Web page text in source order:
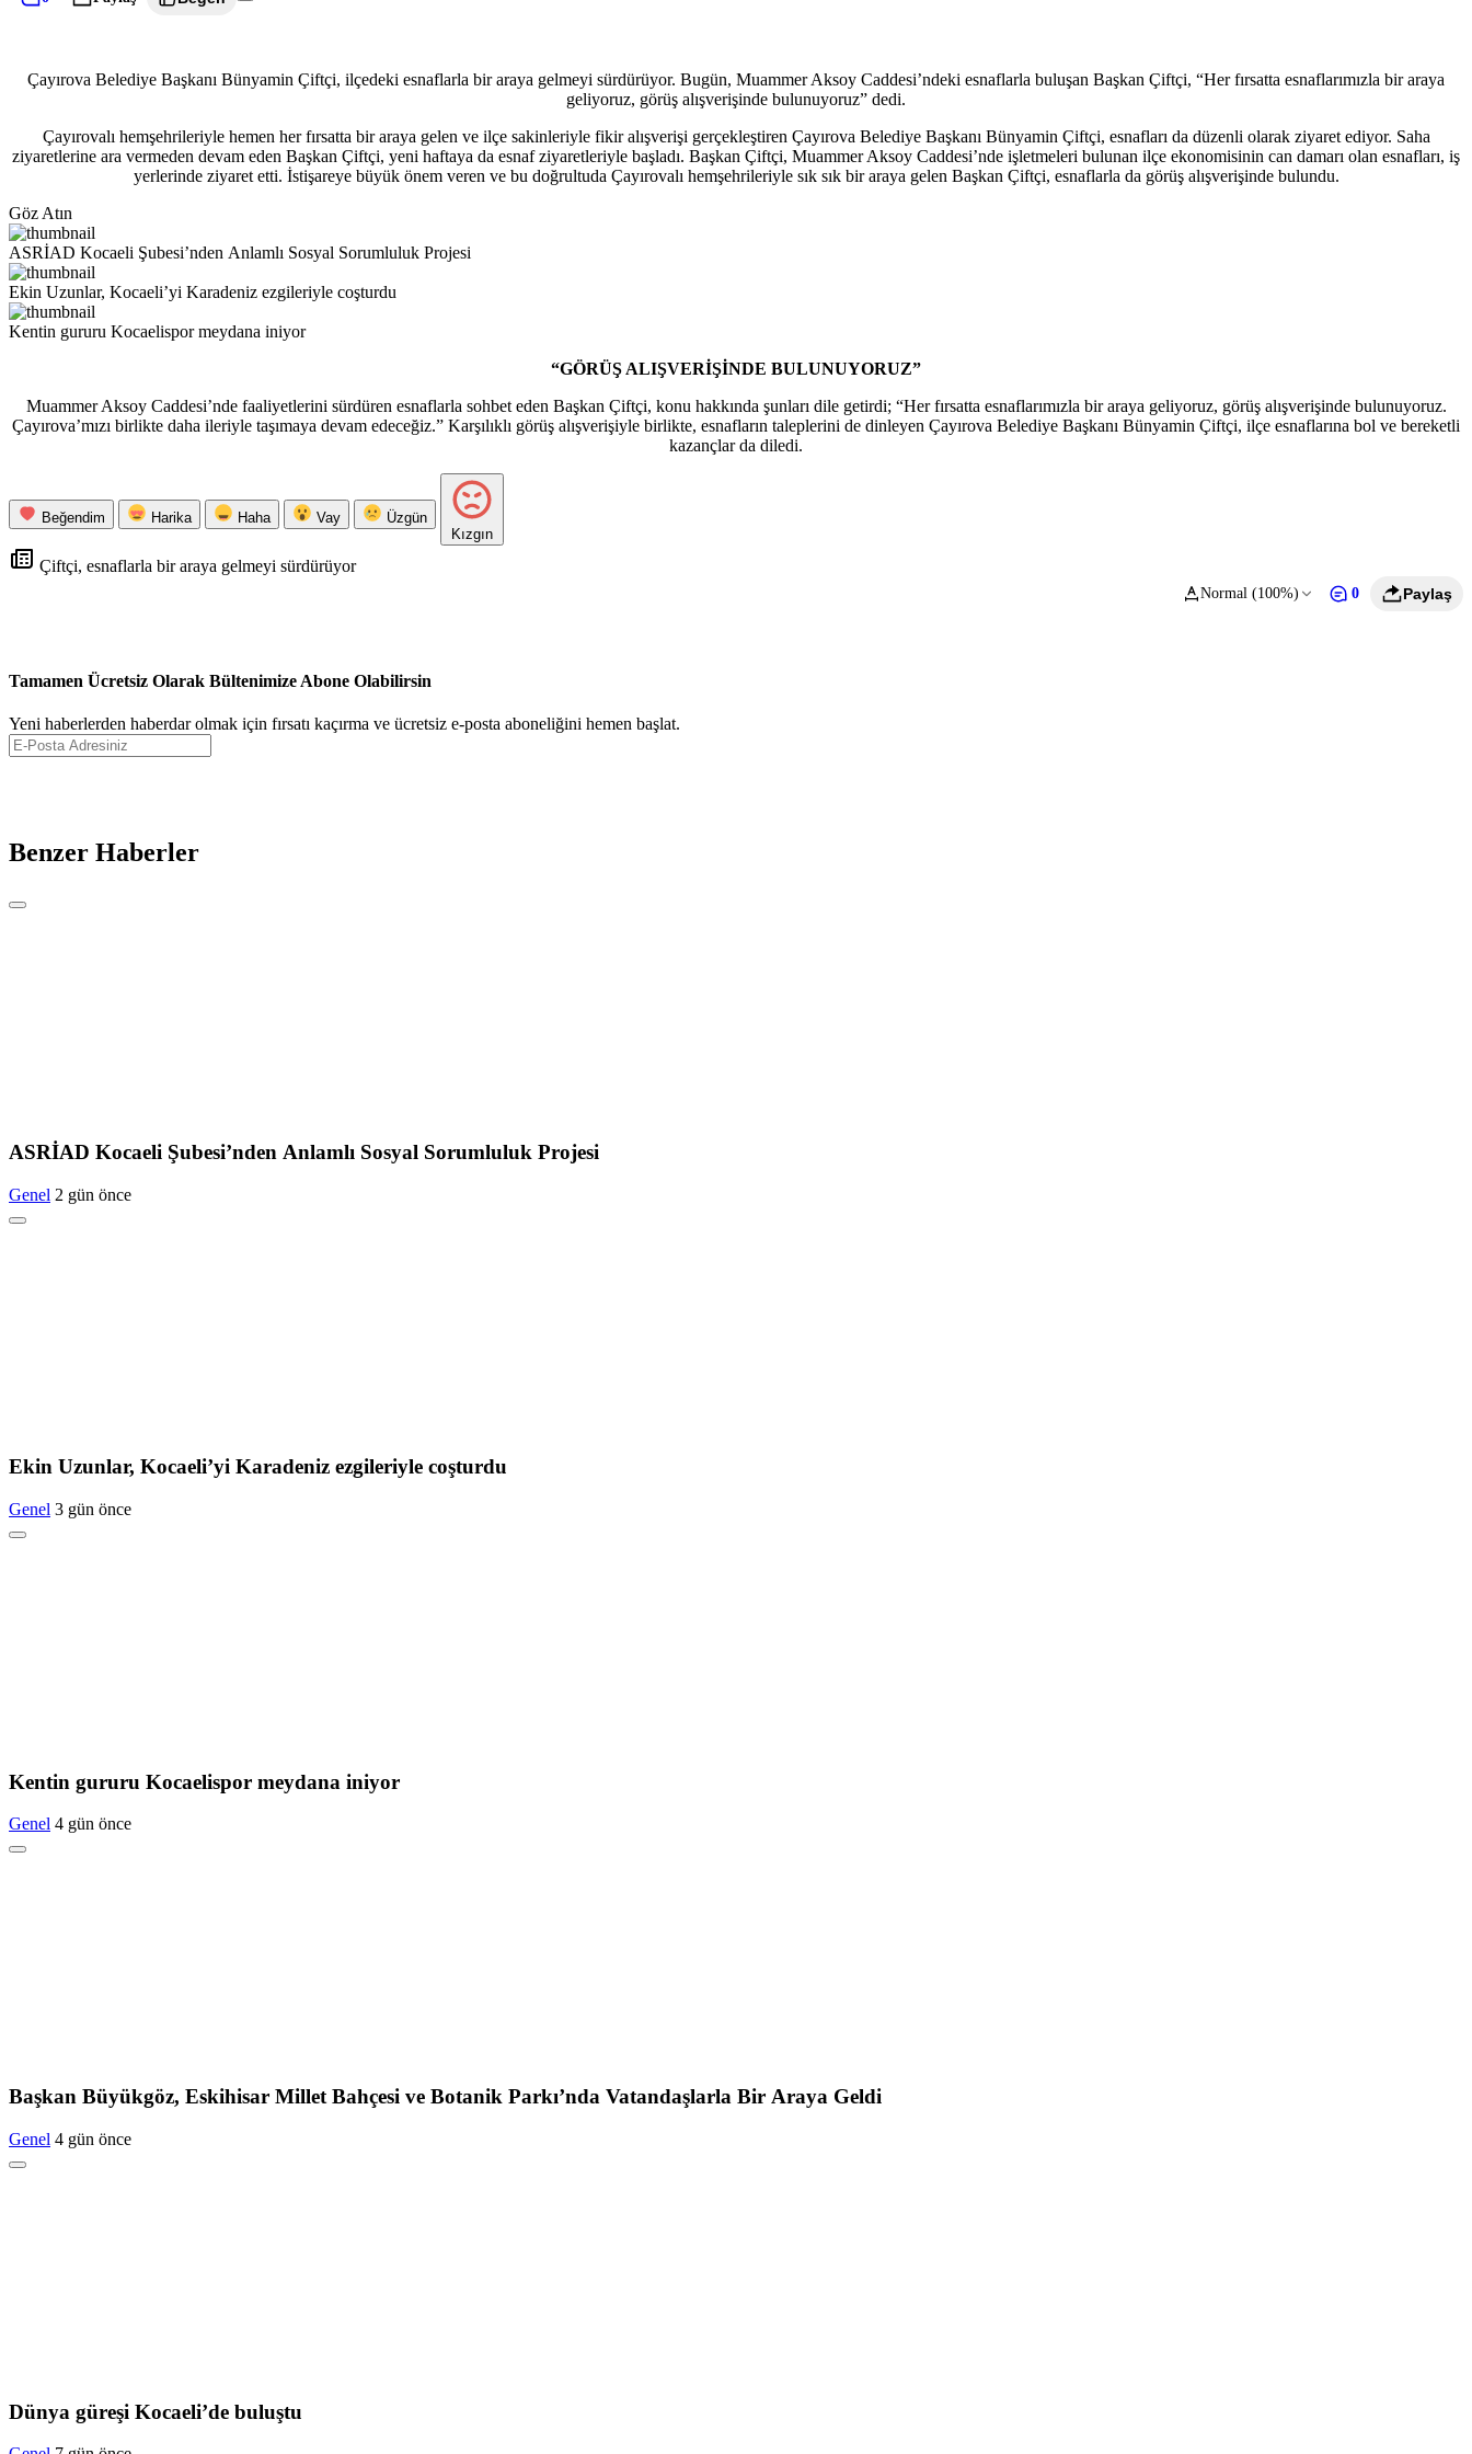
Çayırova Belediye Başkanı Bünyamin Çiftçi, ilçedeki esnaflarla bir araya gelmeyi sürdürüyor. Bugün, Muammer Aksoy Caddesi’ndeki esnaflarla buluşan Başkan Çiftçi, “Her fırsatta esnaflarımızla bir araya
geliyoruz, görüş alışverişinde bulunuyoruz” dedi.
Çayırovalı hemşehrileriyle hemen her fırsatta bir araya gelen ve ilçe sakinleriyle fikir alışverişi gerçekleştiren Çayırova Belediye Başkanı Bünyamin Çiftçi, esnafları da düzenli olarak ziyaret ediyor. Saha
ziyaretlerine ara vermeden devam eden Başkan Çiftçi, yeni haftaya da esnaf ziyaretleriyle başladı. Başkan Çiftçi, Muammer Aksoy Caddesi’nde işletmeleri bulunan ilçe ekonomisinin can damarı olan esnafları, iş
yerlerinde ziyaret etti. İstişareye büyük önem veren ve bu doğrultuda Çayırovalı hemşehrileriyle sık sık bir araya gelen Başkan Çiftçi, esnaflarla da görüş alışverişinde bulundu.
Göz Atın
ASRİAD Kocaeli Şubesi’nden Anlamlı Sosyal Sorumluluk Projesi
Ekin Uzunlar, Kocaeli’yi Karadeniz ezgileriyle coşturdu
Kentin gururu Kocaelispor meydana iniyor
“GÖRÜŞ ALIŞVERİŞİNDE BULUNUYORUZ”
Muammer Aksoy Caddesi’nde faaliyetlerini sürdüren esnaflarla sohbet eden Başkan Çiftçi, konu hakkında şunları dile getirdi; “Her fırsatta esnaflarımızla bir araya geliyoruz, görüş alışverişinde bulunuyoruz.
Çayırova’mızı birlikte daha ileriyle taşımaya devam edeceğiz.” Karşılıklı görüş alışverişiyle birlikte, esnafların taleplerini de dinleyen Çayırova Belediye Başkanı Bünyamin Çiftçi, ilçe esnaflarına bol ve bereketli
kazançlar da diledi.
Beğendim Harika Haha Vay
Üzgün
Kızgın
Çiftçi, esnaflarla bir araya gelmeyi sürdürüyor
Normal (100%) 0 Paylaş
Tamamen Ücretsiz Olarak Bültenimize Abone Olabilirsin
Yeni haberlerden haberdar olmak için fırsatı kaçırma ve ücretsiz e-posta aboneliğini hemen başlat.
Benzer Haberler
ASRİAD Kocaeli Şubesi’nden Anlamlı Sosyal Sorumluluk Projesi
Genel 2 gün önce
Ekin Uzunlar, Kocaeli’yi Karadeniz ezgileriyle coşturdu
Genel 3 gün önce
Kentin gururu Kocaelispor meydana iniyor
Genel 4 gün önce
Başkan Büyükgöz, Eskihisar Millet Bahçesi ve Botanik Parkı’nda Vatandaşlarla Bir Araya Geldi
Genel 4 gün önce
Dünya güreşi Kocaeli’de buluştu